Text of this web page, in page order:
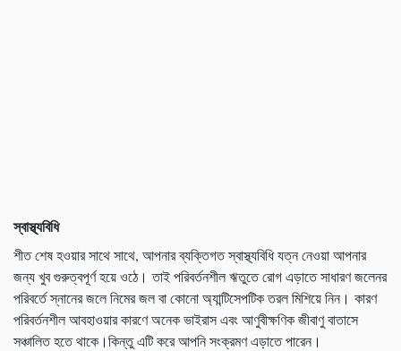
স্বাস্থ্যবিধি
শীত শেষ হওয়ার সাথে সাথে, আপনার ব্যক্তিগত স্বাস্থ্যবিধি যত্ন নেওয়া আপনার
জন্য খুব গুরুত্বপূর্ণ হয়ে ওঠে। তাই পরিবর্তনশীল ঋতুতে রোগ এড়াতে সাধারণ জলেনর
পরিবর্তে স্নানের জলে নিমের জল বা কোনো অ্যান্টিসেপটিক তরল মিশিয়ে নিন। কারণ
পরিবর্তনশীল আবহাওয়ার কারণে অনেক ভাইরাস এবং আণুবীক্ষণিক জীবাণু বাতাসে
সঞ্চালিত হতে থাকে।কিন্তু এটি করে আপনি সংক্রমণ এড়াতে পারেন।